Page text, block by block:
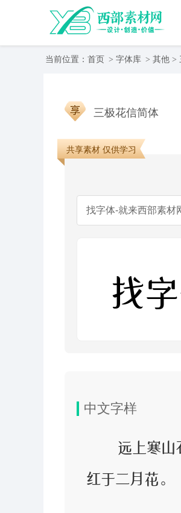
当前位置： 首页 > 字体库 > 其他 >
三极花信简体
共享素材 仅供学习
找
中文字样
远上寒山
红于二月花。